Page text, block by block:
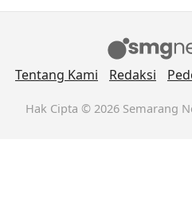
Tentang Kami Redaksi
Hak Cipta © 2026 Semarang